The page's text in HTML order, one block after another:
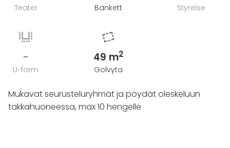
Teater Bankett Styrelse
-
U-form
49 m2
Golvyta
Mukavat seurusteluryhmät ja pöydät oleskeluun
takkahuoneessa, max 10 hengelle